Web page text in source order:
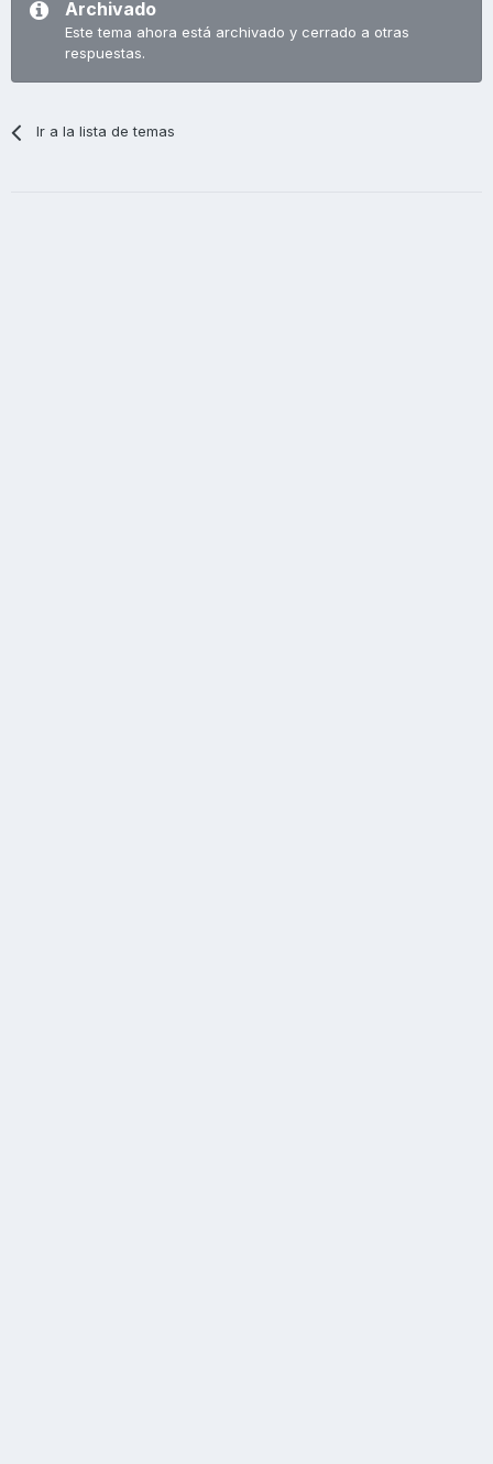
Archivado
Este tema ahora está archivado y cerrado a otras
respuestas.
Ir a la lista de temas